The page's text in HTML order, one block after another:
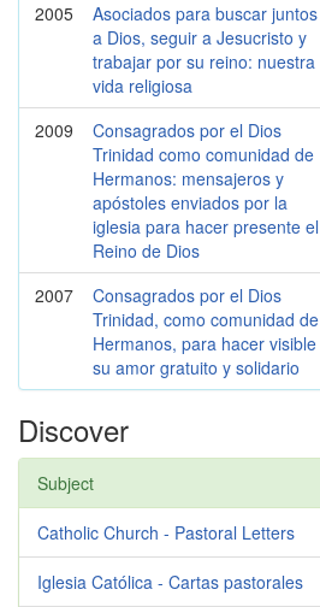
2005
Asociados para buscar juntos
a Dios, seguir a Jesucristo y
trabajar por su reino: nuestra
vida religiosa
2009
Consagrados por el Dios
Trinidad como comunidad de
Hermanos: mensajeros y
apóstoles enviados por la
iglesia para hacer presente el
Reino de Dios
2007
Consagrados por el Dios
Trinidad, como comunidad de
Hermanos, para hacer visible
su amor gratuito y solidario
Discover
Subject
Catholic Church - Pastoral Letters
Iglesia Católica - Cartas pastorales